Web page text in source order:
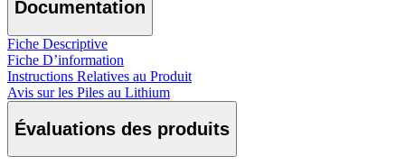
Documentation
Fiche Descriptive
Fiche D’information
Instructions Relatives au Produit
Avis sur les Piles au Lithium
Évaluations des produits